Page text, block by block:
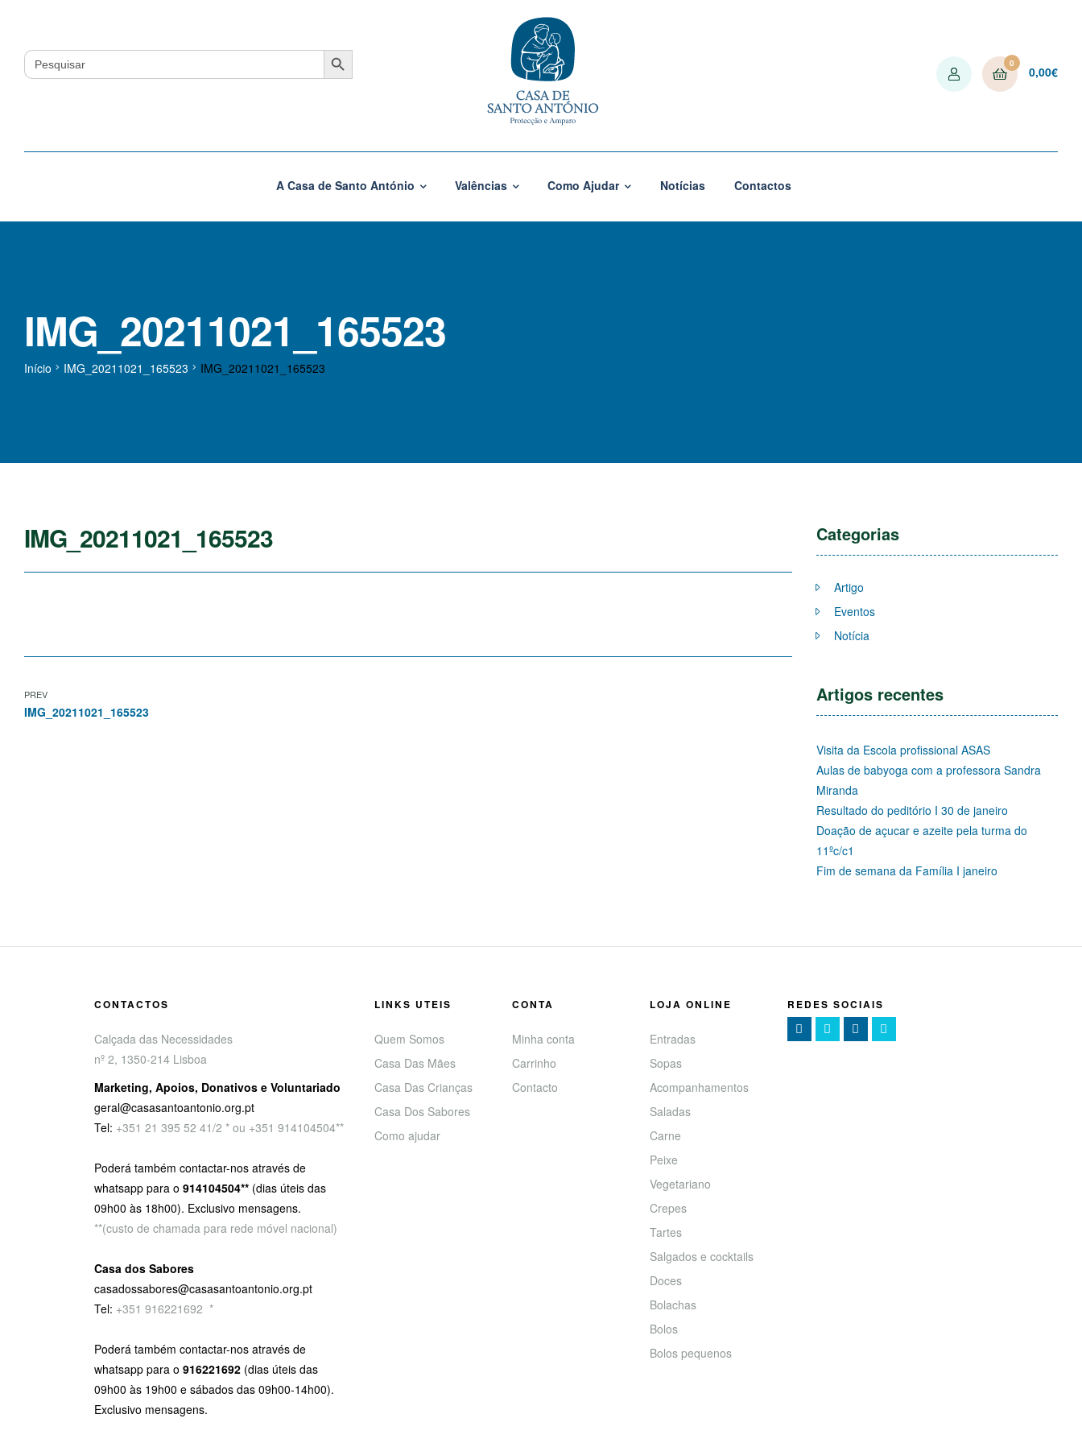
Search
for:
Search Button
0
0,00€
A Casa de Santo António Valências Como Ajudar Notícias Contactos
IMG_20211021_165523
Início IMG_20211021_165523 IMG_20211021_165523
IMG_20211021_165523
PREV
IMG_20211021_165523
Categorias
Artigo
Eventos
Notícia
Artigos recentes
Visita da Escola profissional ASAS
Aulas de babyoga com a professora Sandra
Miranda
Resultado do peditório I 30 de janeiro
Doação de açucar e azeite pela turma do
11ºc/c1
Fim de semana da Família I janeiro
CONTACTOS
Calçada das Necessidades
nº 2, 1350-214 Lisboa
Marketing, Apoios, Donativos e Voluntariado
geral@casasantoantonio.org.pt
Tel: +351 21 395 52 41/2 * ou +351 914104504**
Poderá também contactar-nos através de
whatsapp para o 914104504** (dias úteis das
09h00 às 18h00). Exclusivo mensagens.
**(custo de chamada para rede móvel nacional)
Casa dos Sabores
casadossabores@casasantoantonio.org.pt
Tel: +351 916221692 *
Poderá também contactar-nos através de
whatsapp para o 916221692 (dias úteis das
09h00 às 19h00 e sábados das 09h00-14h00).
Exclusivo mensagens.
LINKS UTEIS
Quem Somos
Casa Das Mães
Casa Das Crianças
Casa Dos Sabores
Como ajudar
CONTA
Minha conta
Carrinho
Contacto
LOJA ONLINE
Entradas
Sopas
Acompanhamentos
Saladas
Carne
Peixe
Vegetariano
Crepes
Tartes
Salgados e cocktails
Doces
Bolachas
Bolos
Bolos pequenos
REDES SOCIAIS